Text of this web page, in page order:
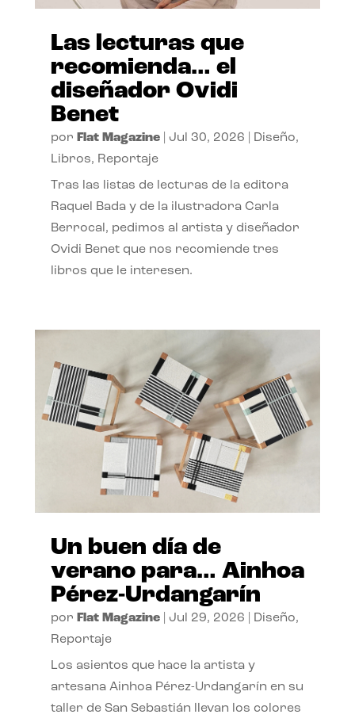
Las lecturas que
recomienda… el
diseñador Ovidi
Benet
por Flat Magazine| Jul 30, 2026 Diseño,
Libros, Reportaje
Tras las listas de lecturas de la editora
Raquel Bada y de la ilustradora Carla
Berrocal, pedimos al artista y diseñador
Ovidi Benet que nos recomiende tres
libros que le interesen.
Un buen día de
verano para… Ainhoa
Pérez-Urdangarín
por Flat Magazine| Jul 29, 2026 Diseño,
Reportaje
Los asientos que hace la artista y
artesana Ainhoa Pérez-Urdangarín en su
taller de San Sebastián llevan los colores